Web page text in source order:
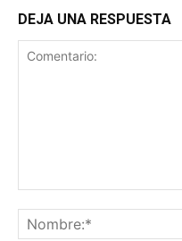
DEJA UNA RESPUESTA